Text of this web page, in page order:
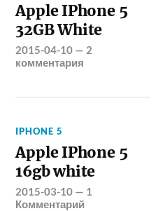
Apple IPhone 5
32GB White
2015-04-10 — 2
комментария
IPHONE 5
Apple IPhone 5
16gb white
2015-03-10 — 1
Комментарий